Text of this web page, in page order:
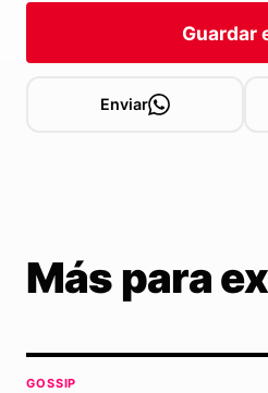
Guardar
Enviar
Más para
GOSSIP